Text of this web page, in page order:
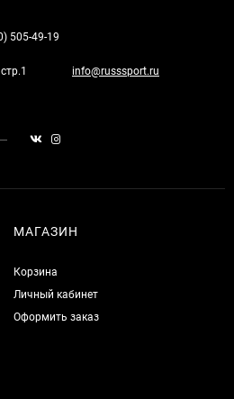
505-49-19
info@russsport.ru
МАГАЗИН
Корзина
Личный кабинет
Оформить заказ